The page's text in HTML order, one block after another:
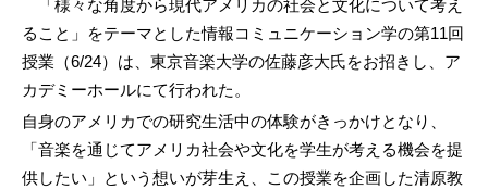
「様々な角度から現代アメリカの社会と文化について考え
ること」をテーマとした情報コミュニケーション学の第11回
授業（6/24）は、東京音楽大学の佐藤彦大氏をお招きし、ア
カデミーホールにて行われた。
自身のアメリカでの研究生活中の体験がきっかけとなり、
「音楽を通じてアメリカ社会や文化を学生が考える機会を提
供したい」という想いが芽生え、この授業を企画した清原教